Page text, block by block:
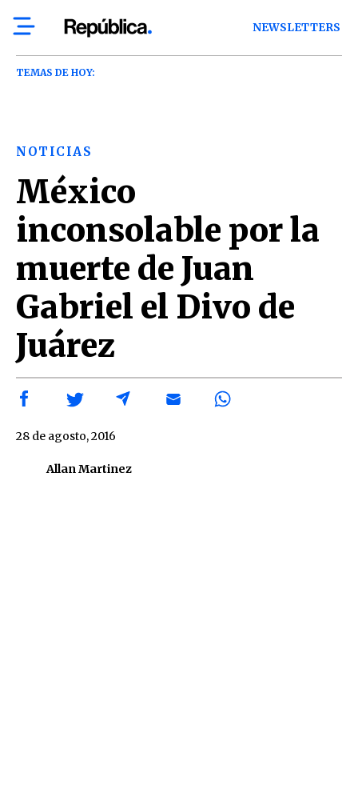
NEWSLETTERS
TEMAS DE HOY:
NOTICIAS
México
inconsolable por la
muerte de Juan
Gabriel el Divo de
Juárez
Allan Martinez
28 de agosto, 2016